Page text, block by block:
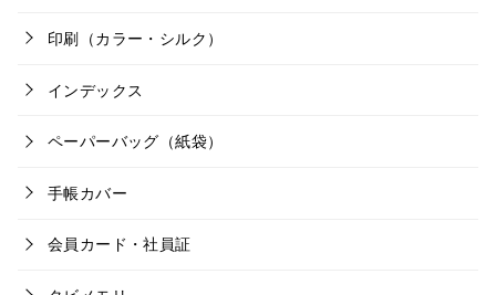
印刷（カラー・シルク）
インデックス
ペーパーバッグ（紙袋）
手帳カバー
会員カード・社員証